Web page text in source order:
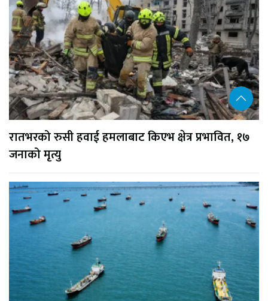
रातभरको रुसी हवाई हमलाबाट किएभ क्षेत्र प्रभावित, १७
जनाको मृत्यु